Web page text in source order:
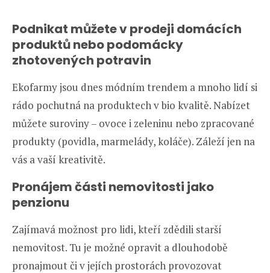
Podnikat můžete vprodeji domácích
produktů nebo podomácky
zhotovených potravin
Ekofarmy jsou dnes módním trendem a mnoho lidí si
rádo pochutná na produktech v bio kvalitě. Nabízet
můžete suroviny – ovoce i zeleninu nebo zpracované
produkty (povidla, marmelády, koláče). Záleží jen na
vás a vaší kreativitě.
Pronájem části nemovitosti jako
penzionu
Zajímavá možnost pro lidi, kteří zdědili starší
nemovitost. Tu je možné opravit a dlouhodobě
pronajmout či v jejích prostorách provozovat